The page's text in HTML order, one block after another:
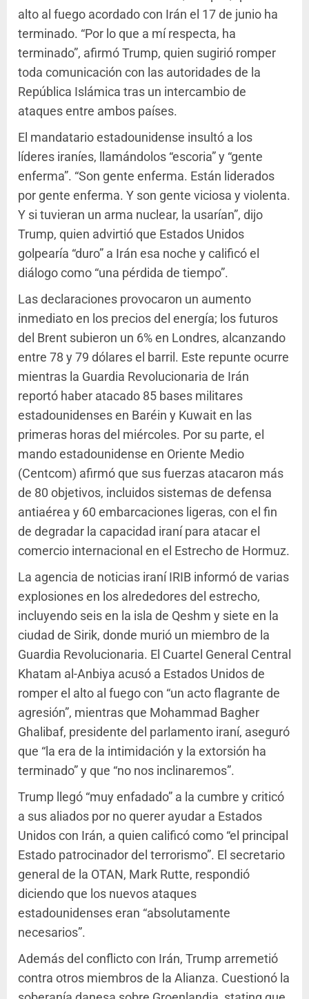
alto al fuego acordado con Irán el 17 de junio ha
terminado. “Por lo que a mí respecta, ha
terminado”, afirmó Trump, quien sugirió romper
toda comunicación con las autoridades de la
República Islámica tras un intercambio de
ataques entre ambos países.
El mandatario estadounidense insultó a los
líderes iraníes, llamándolos “escoria” y “gente
enferma”. “Son gente enferma. Están liderados
por gente enferma. Y son gente viciosa y violenta.
Y si tuvieran un arma nuclear, la usarían”, dijo
Trump, quien advirtió que Estados Unidos
golpearía “duro” a Irán esa noche y calificó el
diálogo como “una pérdida de tiempo”.
Las declaraciones provocaron un aumento
inmediato en los precios del energía; los futuros
del Brent subieron un 6% en Londres, alcanzando
entre 78 y 79 dólares el barril. Este repunte ocurre
mientras la Guardia Revolucionaria de Irán
reportó haber atacado 85 bases militares
estadounidenses en Baréin y Kuwait en las
primeras horas del miércoles. Por su parte, el
mando estadounidense en Oriente Medio
(Centcom) afirmó que sus fuerzas atacaron más
de 80 objetivos, incluidos sistemas de defensa
antiaérea y 60 embarcaciones ligeras, con el fin
de degradar la capacidad iraní para atacar el
comercio internacional en el Estrecho de Hormuz.
La agencia de noticias iraní IRIB informó de varias
explosiones en los alrededores del estrecho,
incluyendo seis en la isla de Qeshm y siete en la
ciudad de Sirik, donde murió un miembro de la
Guardia Revolucionaria. El Cuartel General Central
Khatam al-Anbiya acusó a Estados Unidos de
romper el alto al fuego con “un acto flagrante de
agresión”, mientras que Mohammad Bagher
Ghalibaf, presidente del parlamento iraní, aseguró
que “la era de la intimidación y la extorsión ha
terminado” y que “no nos inclinaremos”.
Trump llegó “muy enfadado” a la cumbre y criticó
a sus aliados por no querer ayudar a Estados
Unidos con Irán, a quien calificó como “el principal
Estado patrocinador del terrorismo”. El secretario
general de la OTAN, Mark Rutte, respondió
diciendo que los nuevos ataques
estadounidenses eran “absolutamente
necesarios”.
Además del conflicto con Irán, Trump arremetió
contra otros miembros de la Alianza. Cuestionó la